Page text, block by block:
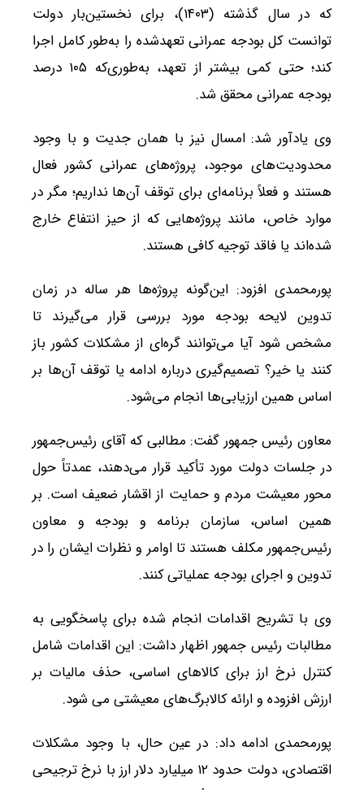
که در سال گذشته (۱۴۰۳)، برای نخستین‌بار دولت
توانست کل بودجه عمرانی تعهدشده را به‌طور کامل اجرا
کند؛ حتی کمی بیشتر از تعهد، به‌طوری‌که ۱۰۵ درصد
بودجه عمرانی محقق شد.
وی یادآور شد: امسال نیز با همان جدیت و با وجود
محدودیت‌های موجود، پروژه‌های عمرانی کشور فعال
هستند و فعلاً برنامه‌ای برای توقف آن‌ها نداریم؛ مگر در
موارد خاص، مانند پروژه‌هایی که از حیز انتفاع خارج
شده‌اند یا فاقد توجیه کافی هستند.
پورمحمدی افزود: این‌گونه پروژه‌ها هر ساله در زمان
تدوین لایحه بودجه مورد بررسی قرار می‌گیرند تا
مشخص شود آیا می‌توانند گره‌ای از مشکلات کشور باز
کنند یا خیر؟ تصمیم‌گیری درباره ادامه یا توقف آن‌ها بر
اساس همین ارزیابی‌ها انجام می‌شود.
معاون رئیس جمهور گفت: مطالبی که آقای رئیس‌جمهور
در جلسات دولت مورد تأکید قرار می‌دهند، عمدتاً حول
محور معیشت مردم و حمایت از اقشار ضعیف است. بر
همین اساس، سازمان برنامه و بودجه و معاون
رئیس‌جمهور مکلف هستند تا اوامر و نظرات ایشان را در
تدوین و اجرای بودجه عملیاتی کنند.
وی با تشریح اقدامات انجام شده برای پاسخگویی به
مطالبات رئیس جمهور اظهار داشت: این اقدامات شامل
کنترل نرخ ارز برای کالاهای اساسی، حذف مالیات بر
ارزش افزوده و ارائه کالابرگ‌های معیشتی می شود.
پورمحمدی ادامه داد: در عین حال، با وجود مشکلات
اقتصادی، دولت حدود ۱۲ میلیارد دلار ارز با نرخ ترجیحی